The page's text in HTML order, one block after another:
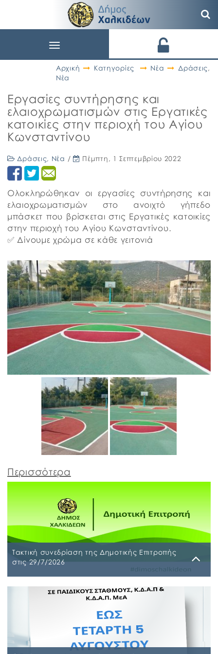
Toggle
Αρχική
Κατηγορίες Νέα Δράσεις,
Νέα
Εργασίες συντήρησης και
ελαιοχρωματισμών στις Εργατικές
κατοικίες στην περιοχή του Αγίου
Κωνσταντίνου
Δράσεις, Νέα / Πέμπτη, 1 Σεπτεμβρίου 2022
Ολοκληρώθηκαν οι εργασίες συντήρησης και
ελαιοχρωματισμών στο ανοιχτό γήπεδο
μπάσκετ που βρίσκεται στις Εργατικές κατοικίες
στην περιοχή του Αγίου Κωνσταντίνου.
✅ Δίνουμε χρώμα σε κάθε γειτονιά
Περισσότερα
Τακτική συνεδρίαση της Δημοτικής Επιτροπής
στις 29/7/2026
Τακτική συνεδρίαση της Δημοτικής Επιτροπής θα
διεξαχθεί στο Δημοτικό Κατάστημα επί των οδών
Ληλαντίων και Μεγασθένους 34, την Τετάρτη 29
Ιουλίου 2026 και ώρα 10:00 π.μ., για συζήτηση και
λήψη απόφασης στα παρακάτω θέματα της
ημερήσιας διάταξης, σύμφωνα με: α) το άρθρο 77